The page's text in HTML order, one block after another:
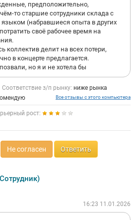
предположительно,
то старшие сотрудники склада с
(набравшиеся опыта в других
своё рабочее время на
коллектив делит на всех потери,
в концерте предлагается.
но я и не хотела бы
Соответствие з/п рынку: ниже рынка
Все отзывы с этого компьютера
рост:
Не согласен Ответить
16:23 11.01.2026